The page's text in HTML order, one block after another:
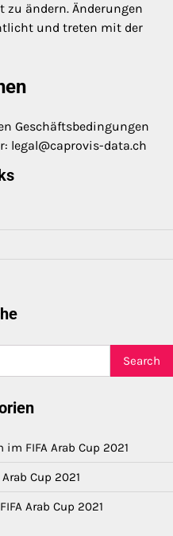
zu ändern. Änderungen
und treten mit der
Geschäftsbedingungen
legal@caprovis-data.ch
FIFA Arab Cup 2021
Cup 2021
Arab Cup 2021